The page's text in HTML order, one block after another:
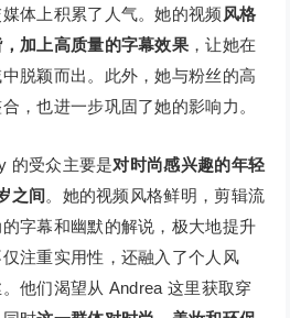
体上积累了人气。她的视频 风格
加上高质量的字幕效果 ，让她在
脱颖而出。此外，她与粉丝的高
，也进一步巩固了她的影响力。
的受众主要是对时尚感兴趣的年轻
之间。她的视频风格鲜明，剪辑流
字幕和幽默的解说，极大地提升
注重实用性，还融入了个人风
他们渴望从 Andrea 这里获取穿